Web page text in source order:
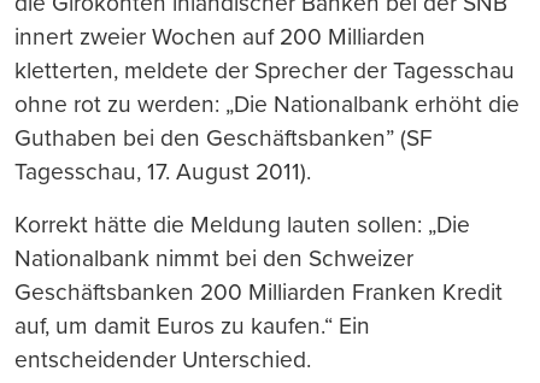
innert zweier Wochen auf 200 Milliarden
kletterten, meldete der Sprecher der Tagesschau
ohne rot zu werden: „Die Nationalbank erhöht die
Guthaben bei den Geschäftsbanken” (SF
Tagesschau, 17. August 2011).
Korrekt hätte die Meldung lauten sollen: „Die
Nationalbank nimmt bei den Schweizer
Geschäftsbanken 200 Milliarden Franken Kredit
auf, um damit Euros zu kaufen.“ Ein
entscheidender Unterschied.